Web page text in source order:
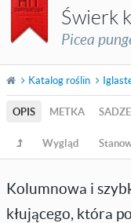
Świerk
Picea
Katalog roślin
OPIS METKA
Wygląd
Kolumnowa i
kłującego, która